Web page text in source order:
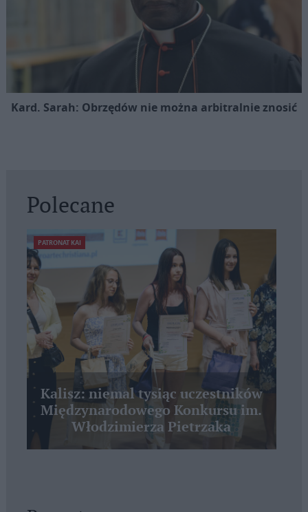
Kard. Sarah: Obrzędów nie można arbitralnie znosić
Polecane
PATRONAT KAI
Kalisz: niemal tysiąc uczestników
Międzynarodowego Konkursu im.
Włodzimierza Pietrzaka